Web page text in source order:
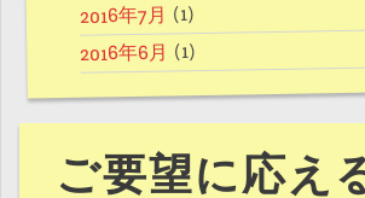
2016年7月 (1)
2016年6月 (1)
ご要望に応え